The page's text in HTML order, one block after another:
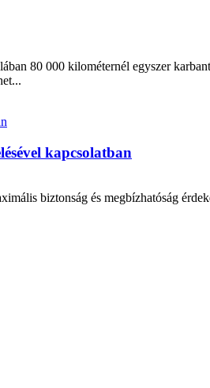
80 000 kilométernél egyszer
kapcsolatban
biztonság és megbízhatóság